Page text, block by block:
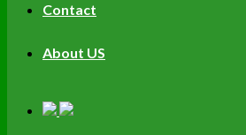
Contact
About US